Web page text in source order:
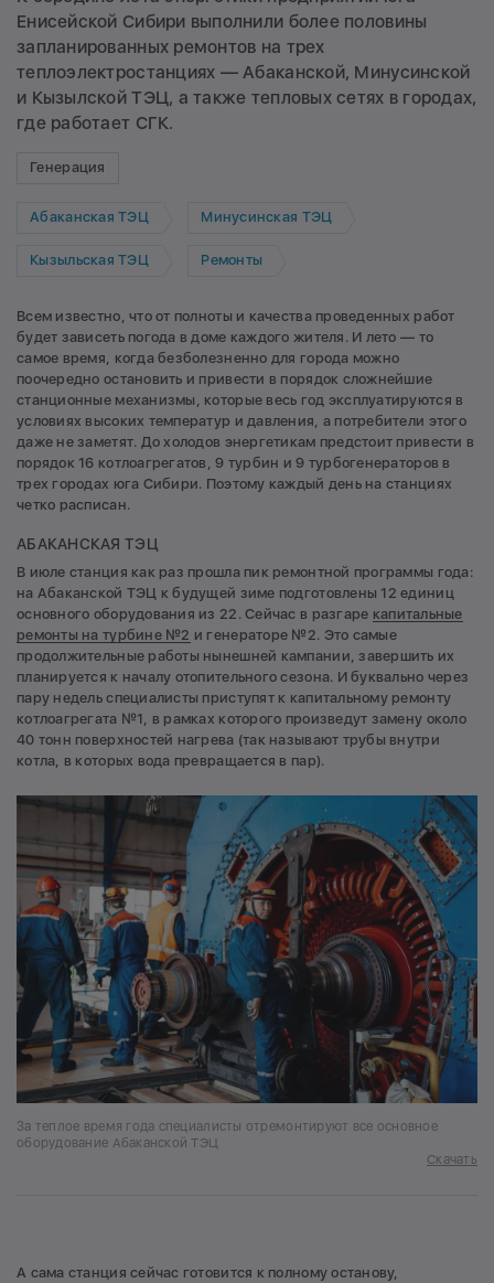
Енисейской Сибири выполнили более половины
запланированных ремонтов на трех
теплоэлектростанциях — Абаканской, Минусинской
и Кызылской ТЭЦ, а также тепловых сетях в городах,
где работает СГК.
Генерация
Абаканская ТЭЦ Минусинская ТЭЦ
Кызыльская ТЭЦ Ремонты
Всем известно, что от полноты и качества проведенных работ
будет зависеть погода в доме каждого жителя. И лето — то
самое время, когда безболезненно для города можно
поочередно остановить и привести в порядок сложнейшие
станционные механизмы, которые весь год эксплуатируются в
условиях высоких температур и давления, а потребители этого
даже не заметят. До холодов энергетикам предстоит привести в
порядок 16 котлоагрегатов, 9 турбин и 9 турбогенераторов в
трех городах юга Сибири. Поэтому каждый день на станциях
четко расписан.
АБАКАНСКАЯ ТЭЦ
В июле станция как раз прошла пик ремонтной программы года:
на Абаканской ТЭЦ к будущей зиме подготовлены 12 единиц
основного оборудования из 22. Сейчас в разгаре капитальные
ремонты на турбине №2 и генераторе №2. Это самые
продолжительные работы нынешней кампании, завершить их
планируется к началу отопительного сезона. И буквально через
пару недель специалисты приступят к капитальному ремонту
котлоагрегата №1, в рамках которого произведут замену около
40 тонн поверхностей нагрева (так называют трубы внутри
котла, в которых вода превращается в пар).
За теплое время года специалисты отремонтируют все основное
оборудование Абаканской ТЭЦ
Скачать
А сама станция сейчас готовится к полному останову,